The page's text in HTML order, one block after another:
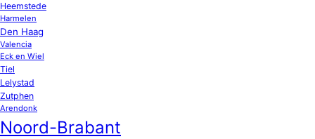
Heemstede
Harmelen
Den Haag
Valencia
Eck en Wiel
Tiel
Lelystad
Zutphen
Arendonk
Noord-Brabant